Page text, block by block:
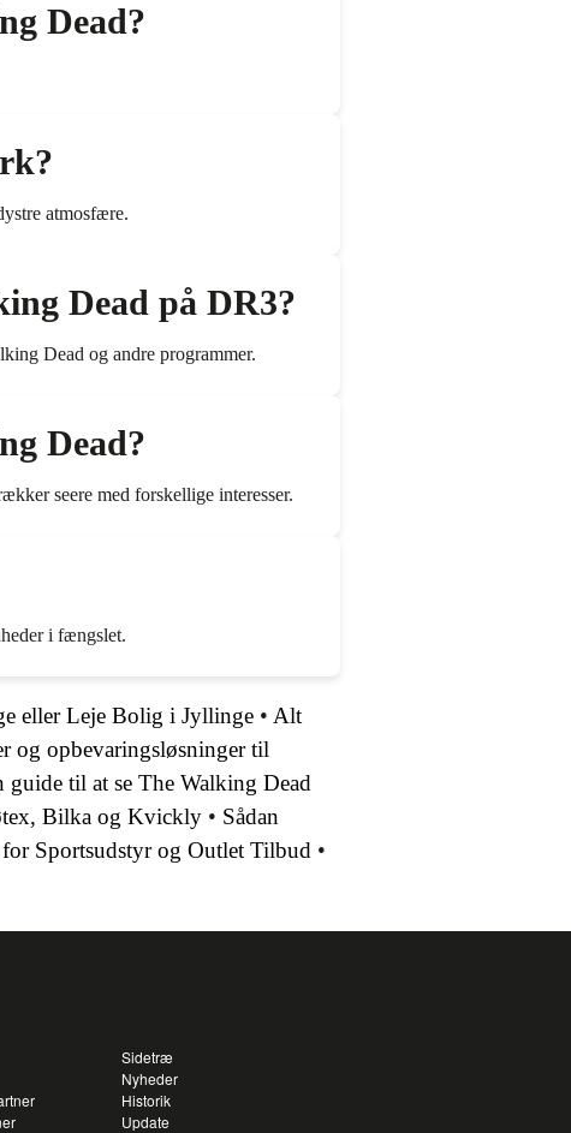
Dead?
atmosfære.
Dead på DR3?
Dead og andre programmer.
Dead?
seere med forskellige interesser.
i fængslet.
eller Leje Bolig i Jyllinge • Alt
og opbevaringsløsninger til
guide til at se The Walking Dead
Bilka og Kvickly • Sådan
Sportsudstyr og Outlet Tilbud •
Sidetræ
Nyheder
Historik
Update